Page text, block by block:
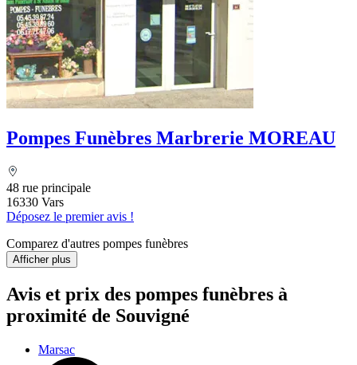
Pompes Funèbres Marbrerie MOREAU
48 rue principale
16330 Vars
Déposez le premier avis !
Comparez d'autres pompes funèbres
Afficher plus
Avis et prix des pompes funèbres à
proximité de Souvigné
Marsac